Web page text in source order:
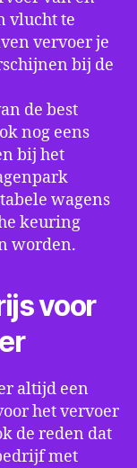
vlucht te
vervoer je
bij de
de best
nog eens
bij het
wagens
keuring
worden.
voor
altijd een
het vervoer
de reden dat
met